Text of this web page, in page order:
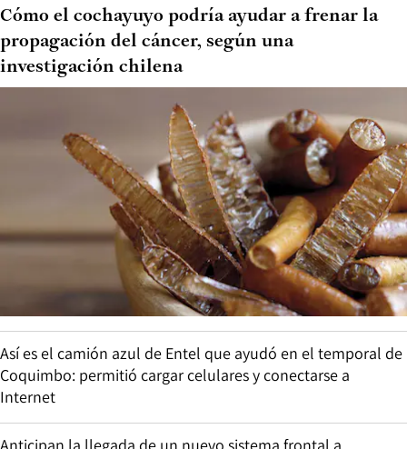
Cómo el cochayuyo podría ayudar a frenar la
propagación del cáncer, según una
investigación chilena
Así es el camión azul de Entel que ayudó en el temporal de
Coquimbo: permitió cargar celulares y conectarse a
Internet